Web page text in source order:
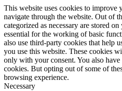
This website uses cookies to improve
navigate through the website. Out of
categorized as necessary are stored
essential for the working of basic
also use third-party cookies that help
you use this website. These cookies
only with your consent. You also
cookies. But opting out of some of
browsing experience.
Necessary